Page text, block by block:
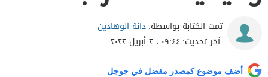
تمت الكتابة بواسطة:دانة الوهادين
آخر تحديث:٠٩:٤٤ ، ٢ أبريل ٢٠٢٢
أضف موضوع كمصدر مفضل في جوجل